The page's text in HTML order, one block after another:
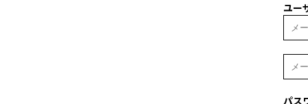
ユー
パス